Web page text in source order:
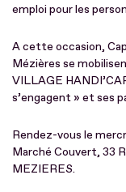
emploi pour les
A cette occasion,
Mézières se
VILLAGE
s’engagent » et ses
Rendez-vous le
Marché Couvert, 33
MEZIERES.